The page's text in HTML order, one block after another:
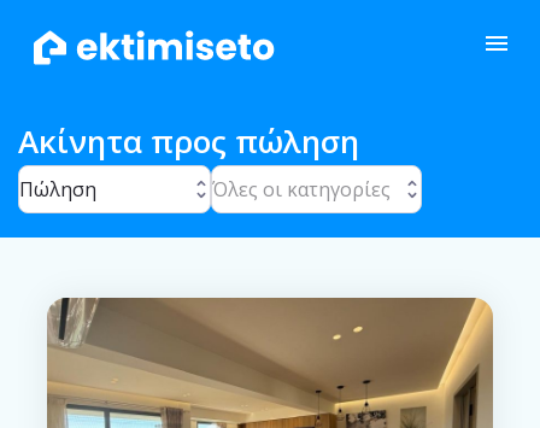
Ακίνητα προς πώληση
Πώληση Όλες οι κατηγορίες